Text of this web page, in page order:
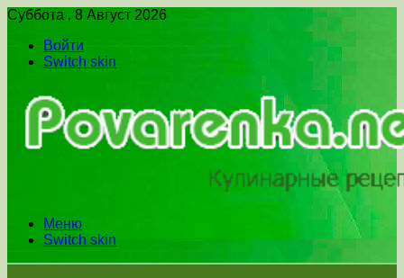
Суббота , 8 Август 2026
Войти
Switch skin
Меню
Switch skin